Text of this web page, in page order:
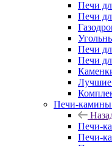
Печи
Печи
Печи
Печи
Лучшие
Печи-камины
Печи-
Печи-